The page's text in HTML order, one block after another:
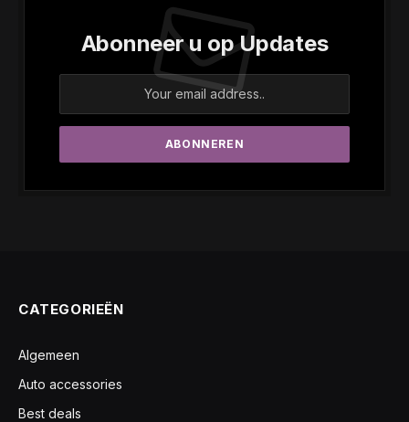
Abonneer u op Updates
CATEGORIEËN
Algemeen
Auto accessories
Best deals